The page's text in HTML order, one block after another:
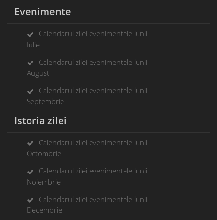
Evenimente
Calendarul zilei evenimentele lunii
Iulie
Calendarul zilei evenimentele lunii
August
Calendarul zilei evenimentele lunii
Septembrie
Istoria zilei
Calendarul zilei evenimentele lunii
Octombrie
Calendarul zilei evenimentele lunii
Noiembrie
Calendarul zilei evenimentele lunii
Decembrie